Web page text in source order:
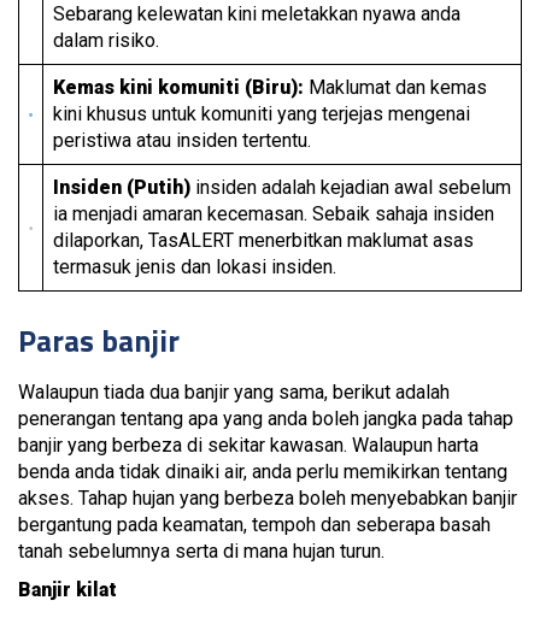
Sebarang kelewatan kini meletakkan nyawa anda
dalam risiko.
Kemas kini komuniti (Biru): Maklumat dan kemas
kini khusus untuk komuniti yang terjejas mengenai
peristiwa atau insiden tertentu.
Insiden (Putih) insiden adalah kejadian awal sebelum
ia menjadi amaran kecemasan. Sebaik sahaja insiden
dilaporkan, TasALERT menerbitkan maklumat asas
termasuk jenis dan lokasi insiden.
Paras banjir
Walaupun tiada dua banjir yang sama, berikut adalah
penerangan tentang apa yang anda boleh jangka pada tahap
banjir yang berbeza di sekitar kawasan. Walaupun harta
benda anda tidak dinaiki air, anda perlu memikirkan tentang
akses. Tahap hujan yang berbeza boleh menyebabkan banjir
bergantung pada keamatan, tempoh dan seberapa basah
tanah sebelumnya serta di mana hujan turun.
Banjir kilat